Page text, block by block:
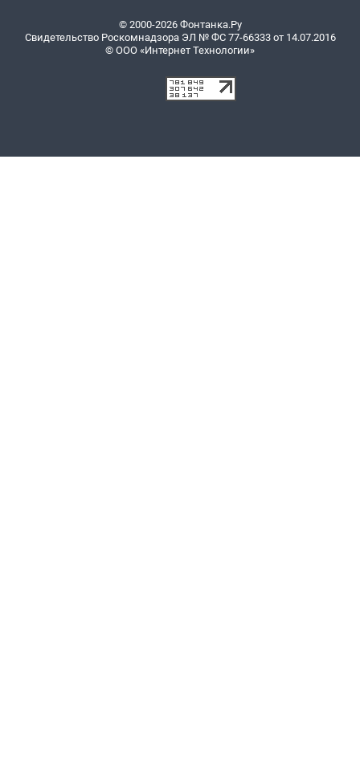
© 2000-2026 Фонтанка.Ру
Свидетельство Роскомнадзора ЭЛ № ФС 77-66333 от 14.07.2016
© ООО «Интернет Технологии»